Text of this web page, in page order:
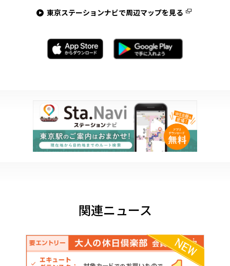
東京ステーションナビで周辺マップを見る
関連ニュース